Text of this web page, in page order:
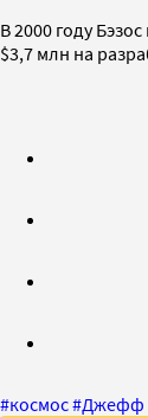
В 2000 году
$3,7 млн на
#космос#Джефф